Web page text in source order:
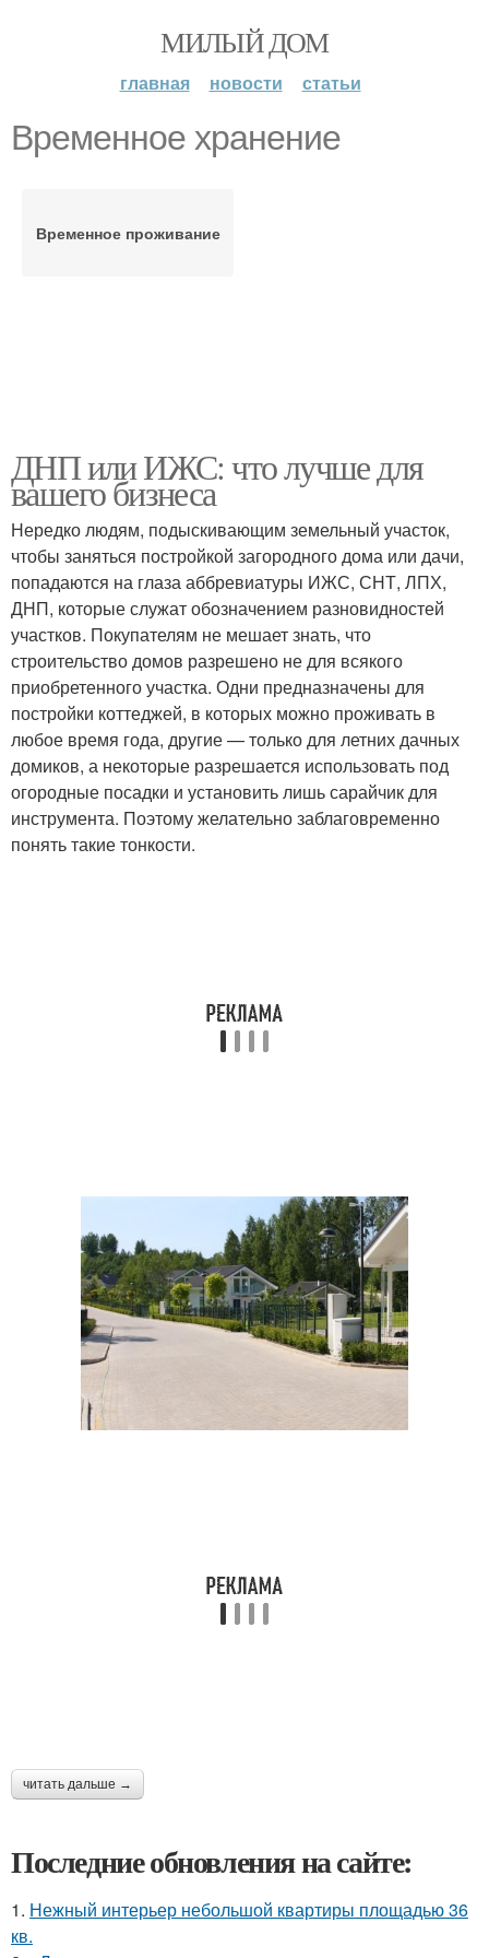
МИЛЫЙ ДОМ
главная новости статьи
Временное хранение
Временное проживание
ДНП или ИЖС: что лучше для
вашего бизнеса
Нередко людям, подыскивающим земельный участок,
чтобы заняться постройкой загородного дома или дачи,
попадаются на глаза аббревиатуры ИЖС, СНТ, ЛПХ,
ДНП, которые служат обозначением разновидностей
участков. Покупателям не мешает знать, что
строительство домов разрешено не для всякого
приобретенного участка. Одни предназначены для
постройки коттеджей, в которых можно проживать в
любое время года, другие — только для летних дачных
домиков, а некоторые разрешается использовать под
огородные посадки и установить лишь сарайчик для
инструмента. Поэтому желательно заблаговременно
понять такие тонкости.
читать дальше →
Последние обновления на сайте:
1. Нежный интерьер небольшой квартиры площадью 36
кв.